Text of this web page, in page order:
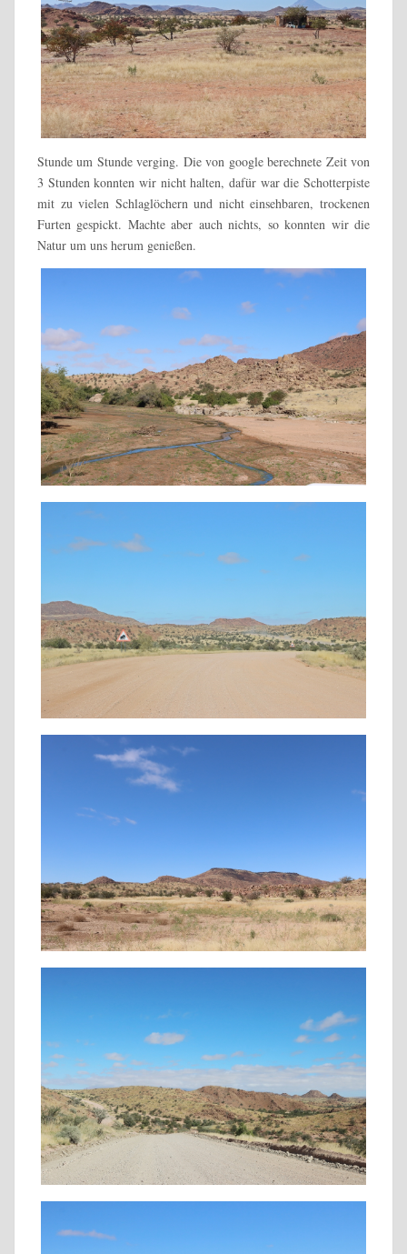
Stunde um Stunde verging. Die von google berechnete Zeit von
3 Stunden konnten wir nicht halten, dafür war die Schotterpiste
mit zu vielen Schlaglöchern und nicht einsehbaren, trockenen
Furten gespickt. Machte aber auch nichts, so konnten wir die
Natur um uns herum genießen.